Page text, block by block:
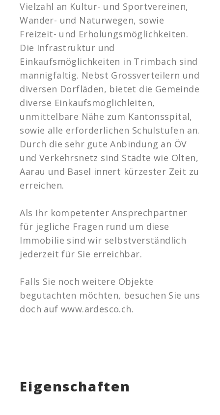
Vielzahl an Kultur- und Sportvereinen,
Wander- und Naturwegen, sowie
Freizeit- und Erholungsmöglichkeiten.
Die Infrastruktur und
Einkaufsmöglichkeiten in Trimbach sind
mannigfaltig. Nebst Grossverteilern und
diversen Dorfläden, bietet die Gemeinde
diverse Einkaufsmöglichleiten,
unmittelbare Nähe zum Kantonsspital,
sowie alle erforderlichen Schulstufen an.
Durch die sehr gute Anbindung an ÖV
und Verkehrsnetz sind Städte wie Olten,
Aarau und Basel innert kürzester Zeit zu
erreichen.
Als Ihr kompetenter Ansprechpartner
für jegliche Fragen rund um diese
Immobilie sind wir selbstverständlich
jederzeit für Sie erreichbar.
Falls Sie noch weitere Objekte
begutachten möchten, besuchen Sie uns
doch auf www.ardesco.ch.
Eigenschaften